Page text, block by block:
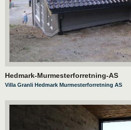
Hedmark-Murmesterforretning-AS
Villa Granli Hedmark Murmesterforretning AS